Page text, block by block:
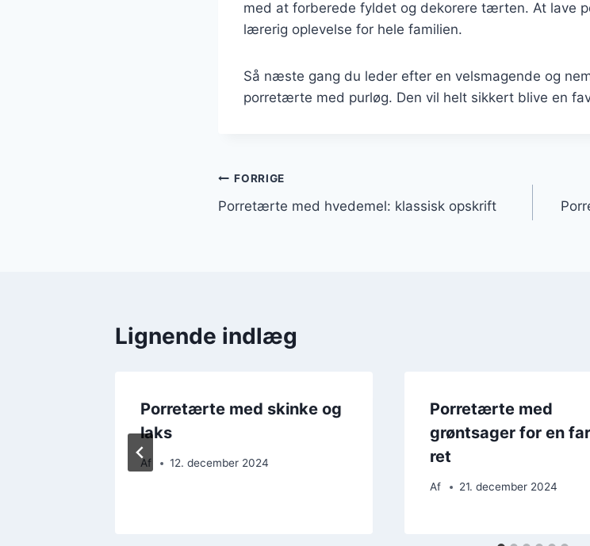
med at forberede fyldet og dekorere tærten. At lave
lærerig oplevelse for hele familien.
Så næste gang du leder efter en velsmagende og
porretærte med purløg. Den vil helt sikkert blive en
Indlægsnavigation
FORRIGE
Porretærte med hvedemel: klassisk opskrift
Lignende indlæg
Porretærte med skinke og
laks
Af 12. december 2024
Porretærte med
grøntsager for en
ret
Af 21. december 2024